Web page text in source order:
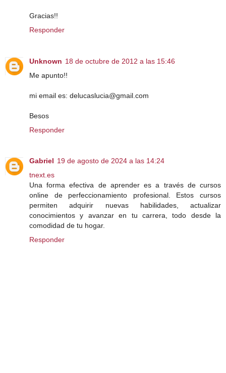
Gracias!!
Responder
Unknown 18 de octubre de 2012 a las 15:46
Me apunto!!
mi email es: delucaslucia@gmail.com
Besos
Responder
Gabriel 19 de agosto de 2024 a las 14:24
tnext.es
Una forma efectiva de aprender es a través de cursos
online de perfeccionamiento profesional. Estos cursos
permiten adquirir nuevas habilidades, actualizar
conocimientos y avanzar en tu carrera, todo desde la
comodidad de tu hogar.
Responder